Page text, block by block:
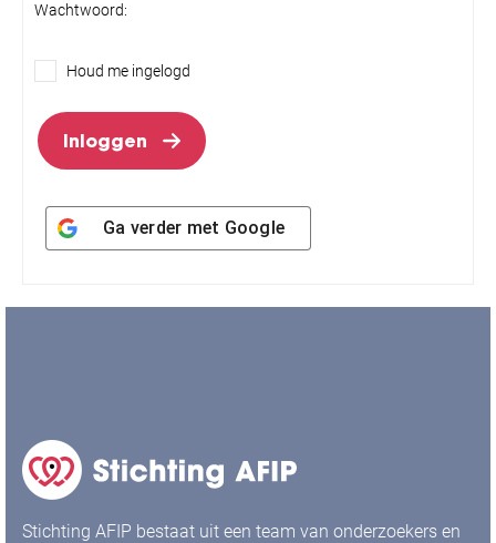
Wachtwoord:
Houd me ingelogd
Inloggen
Ga verder met Google
Stichting AFIP bestaat uit een team van onderzoekers en